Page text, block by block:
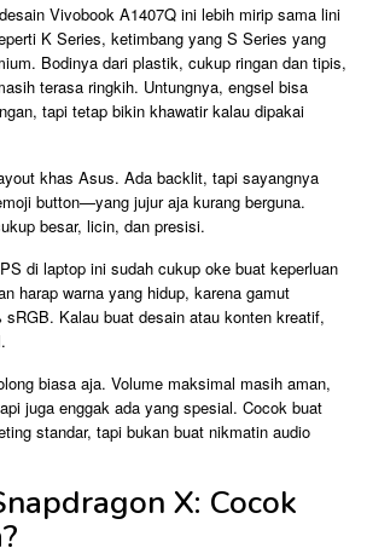
Vivobook A1407Q ini lebih mirip sama lini
K Series, ketimbang yang S Series yang
Bodinya dari plastik, cukup ringan dan tipis,
terasa ringkih. Untungnya, engsel bisa
tapi tetap bikin khawatir kalau dipakai
khas Asus. Ada backlit, tapi sayangnya
button—yang jujur aja kurang berguna.
besar, licin, dan presisi.
di laptop ini sudah cukup oke buat keperluan
harap warna yang hidup, karena gamut
sRGB. Kalau buat desain atau konten kreatif,
biasa aja. Volume maksimal masih aman,
juga enggak ada yang spesial. Cocok buat
standar, tapi bukan buat nikmatin audio
X: Cocok